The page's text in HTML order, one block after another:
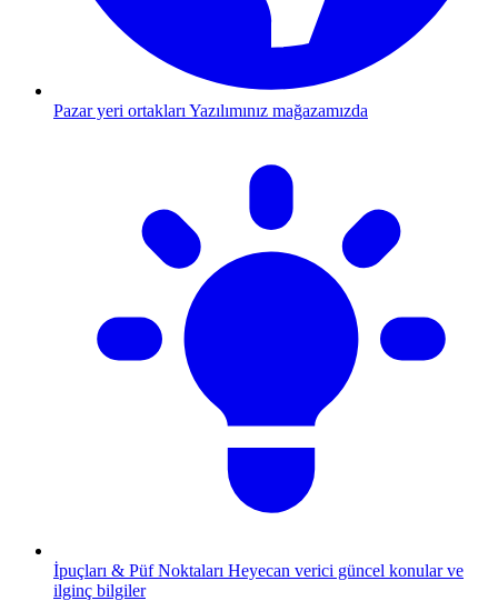
Pazar yeri ortakları Yazılımınız mağazamızda
İpuçları & Püf Noktaları Heyecan verici güncel konular ve
ilginç bilgiler